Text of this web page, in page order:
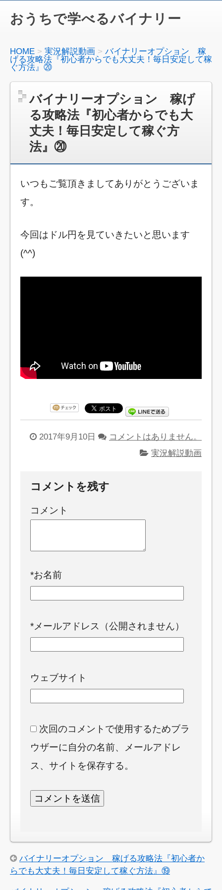
おうちで学べるバイナリー
HOME 実況解説動画
バイナリーオプション 稼
げる攻略法『初心者からでも大丈夫！毎日安定して稼
ぐ方法』⑳
バイナリーオプション 稼げ
る攻略法『初心者からでも大
丈夫！毎日安定して稼ぐ方
法』⑳
いつもご覧頂きましてありがとうございま
す。
今回はドル円を見ていきたいと思います
(^^)
2017年9月10日
コメントはありません。
実況解説動画
コメントを残す
コメント
*お名前
*メールアドレス（公開されません）
ウェブサイト
次回のコメントで使用するためブラ
ウザーに自分の名前、メールアドレ
ス、サイトを保存する。
バイナリーオプション 稼げる攻略法『初心者か
らでも大丈夫！毎日安定して稼ぐ方法』⑲